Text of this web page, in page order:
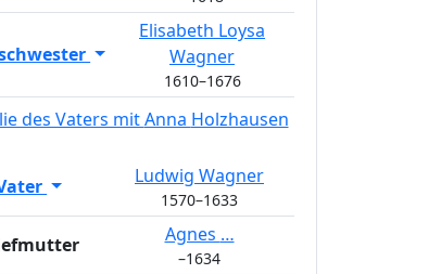
des Vaters mitAnna Holzhausen
Elisabeth Loysa
Wagner
1610–1676
Ludwig Wagner
1570–1633
Agnes …
–1634